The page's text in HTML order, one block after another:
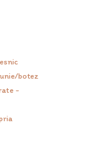
botez
-